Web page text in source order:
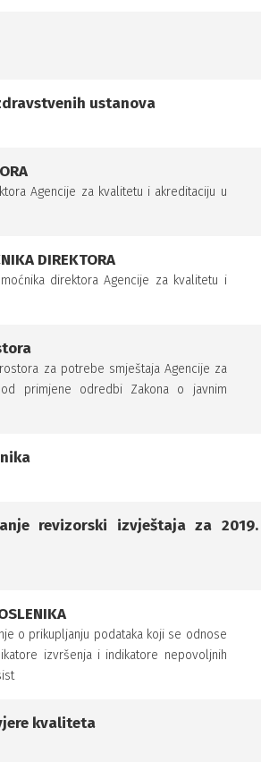
ustanova
Agencije za kvalitetu i akreditaciju u
DIREKTORA
direktora Agencije za kvalitetu i
za potrebe smještaja Agencije za
primjene odredbi Zakona o javnim
revizorski izvještaja za 2019.
o prikupljanju podataka koji se odnose
izvršenja i indikatore nepovoljnih
kvaliteta